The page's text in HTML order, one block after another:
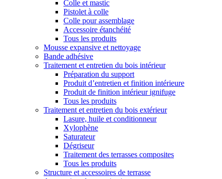
Colle et mastic
Pistolet à colle
Colle pour assemblage
Accessoire étanchéité
Tous les produits
Mousse expansive et nettoyage
Bande adhésive
Traitement et entretien du bois intérieur
Préparation du support
Produit d’entretien et finition intérieure
Produit de finition intérieur ignifuge
Tous les produits
Traitement et entretien du bois extérieur
Lasure, huile et conditionneur
Xylophène
Saturateur
Dégriseur
Traitement des terrasses composites
Tous les produits
Structure et accessoires de terrasse